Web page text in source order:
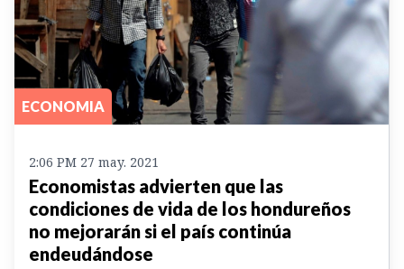
ECONOMIA
2:06 PM 27 may. 2021
Economistas advierten que las
condiciones de vida de los hondureños
no mejorarán si el país continúa
endeudándose